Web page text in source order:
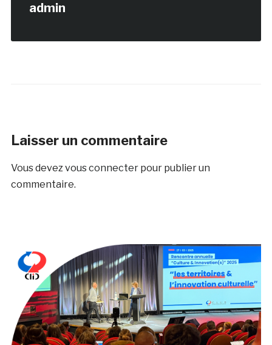
admin
Laisser un commentaire
Vous devezvous connecterpour publier un
commentaire.